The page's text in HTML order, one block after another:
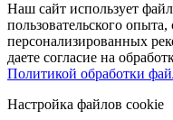
Наш сайт использует
пользовательского
персонализированных
даете согласие на
Политикой обработки
Настройка файлов cookie